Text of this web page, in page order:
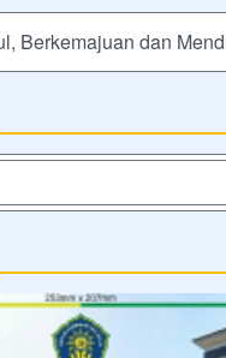
Berkemajuan dan